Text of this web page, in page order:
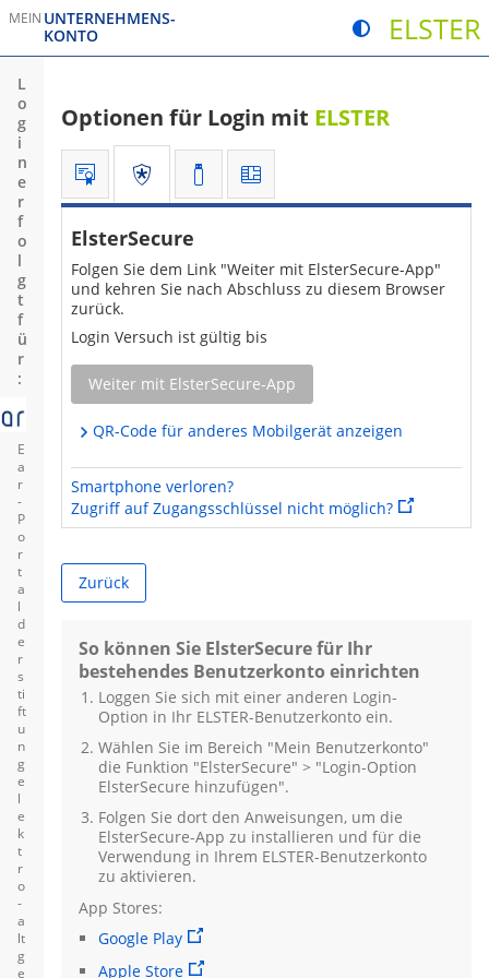
MEIN UNTERNEHMENS­
KONTO
Sie verlassen die Seite
Kontrastmodus
ELSTER
Sie verlassen
L
o
g
i
n
e
r
f
o
l
g
t
f
ü
r
:
E
a
r
-
P
o
r
t
a
l
d
e
r
s
ti
ft
u
n
g
e
l
e
k
t
r
o
-
a
lt
g
e
Optionen für Login mit ELSTER
ZertifikatsdateiSie befinden sich hier:
ElsterSecureSicherheitsstick
Signaturkarte
ElsterSecure
Folgen Sie dem Link "Weiter mit ElsterSecure-App"
und kehren Sie nach Abschluss zu diesem Browser
zurück.
Login Versuch ist gültig bis
Weiter mit ElsterSecure-App
QR-Code für anderes Mobilgerät anzeigen
Smartphone verloren?
Zugriff auf Zugangsschlüssel nicht möglich?Sie
Zurück
So können Sie ElsterSecure für Ihr
bestehendes Benutzerkonto einrichten
Loggen Sie sich mit einer anderen Login-
Option in Ihr ELSTER-Benutzerkonto ein.
Wählen Sie im Bereich "Mein Benutzerkonto"
die Funktion "ElsterSecure" > "Login-Option
ElsterSecure hinzufügen".
Folgen Sie dort den Anweisungen, um die
ElsterSecure-App zu installieren und für die
Verwendung in Ihrem ELSTER-Benutzerkonto
zu aktivieren.
App Stores:
Google Play
Apple Store